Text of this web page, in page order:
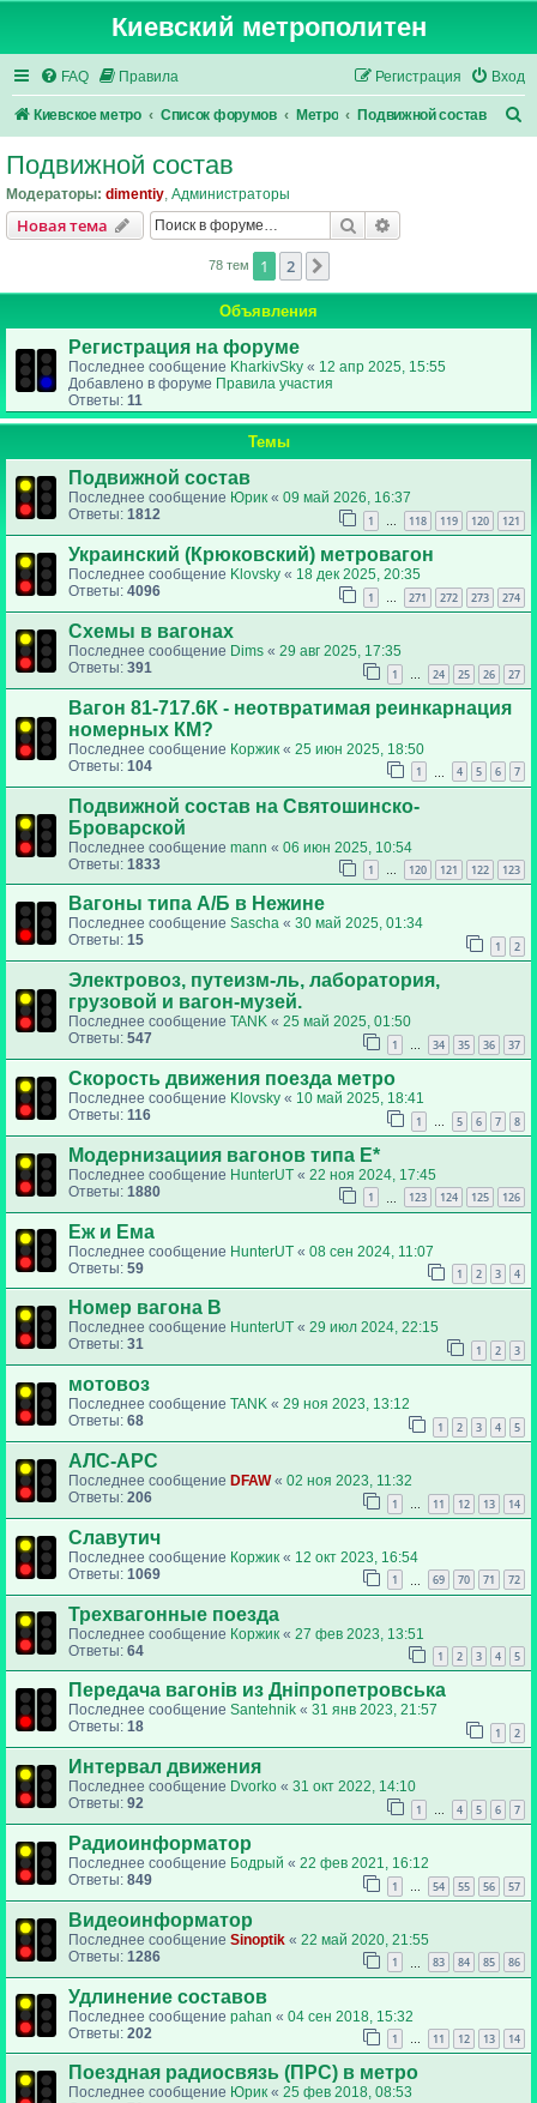
Киевский метрополитен
FAQ Правила Вход
Регистрация
Киевское метро Список форумов Метро Подвижной состав
Подвижной состав
Модераторы: dimentiy, Администраторы
Новая тема Поиск
78 тем 1 2
Объявления
Регистрация на форуме
Последнее сообщение KharkivSky « 12 апр 2025, 15:55
Добавлено в форуме Правила участия
Ответы: 11
Темы
Подвижной состав
Последнее сообщение Юрик « 09 май 2026, 16:37
Ответы: 1812 1 … 118 119 120 121
Украинский (Крюковский) метровагон
Последнее сообщение Klovsky « 18 дек 2025, 20:35
Ответы: 4096 1 … 271 272 273 274
Схемы в вагонах
Последнее сообщение Dims « 29 авг 2025, 17:35
Ответы: 391 1 24 25 26 27
Вагон 81-717.6К - неотвратимая реинкарнация
номерных КМ?
Последнее сообщение Коржик « 25 июн 2025, 18:50
Ответы: 104 1 4 5 6 7
Подвижной состав на Святошинско-
Броварской
Последнее сообщение mann « 06 июн 2025, 10:54
Ответы: 1833 1 … 120 121 122 123
Вагоны типа А/Б в Нежине
Последнее сообщение Sascha « 30 май 2025, 01:34
Ответы: 15 1 2
Электровоз, путеизм-ль, лаборатория,
грузовой и вагон-музей.
Последнее сообщение TANK « 25 май 2025, 01:50
Ответы: 547 1 … 34 35 36 37
Скорость движения поезда метро
Последнее сообщение Klovsky « 10 май 2025, 18:41
Ответы: 116 1 5 6 7 8
Модернизациия вагонов типа E*
Последнее сообщение HunterUT « 22 ноя 2024, 17:45
Ответы: 1880 1 123 124 125 126
Еж и Ема
Последнее сообщение HunterUT « 08 сен 2024, 11:07
Ответы: 59 1 2 3 4
Номер вагона В
Последнее сообщение HunterUT « 29 июл 2024, 22:15
Ответы: 31 1 2 3
мотовоз
Последнее сообщение TANK « 29 ноя 2023, 13:12
Ответы: 68 1 2 3 4 5
АЛС-АРС
Последнее сообщение DFAW« 02 ноя 2023, 11:32
Ответы: 206 1 11 12 13 14
Славутич
Последнее сообщение Коржик « 12 окт 2023, 16:54
Ответы: 1069 1 69 70 71 72
Трехвагонные поезда
Последнее сообщение Коржик « 27 фев 2023, 13:51
Ответы: 64 1 2 3 4 5
Передача вагонів из Дніпропетровська
Последнее сообщение Santehnik « 31 янв 2023, 21:57
Ответы: 18 1 2
Интервал движения
Последнее сообщение Dvorko « 31 окт 2022, 14:10
Ответы: 92 1 4 5 6 7
Радиоинформатор
Последнее сообщение Бодрый « 22 фев 2021, 16:12
Ответы: 849 1 54 55 56 57
Видеоинформатор
Последнее сообщение Sinoptik « 22 май 2020, 21:55
Ответы: 1286 1 83 84 85 86
Удлинение составов
Последнее сообщение pahan « 04 сен 2018, 15:32
Ответы: 202 1 … 11 12 13 14
Поездная радиосвязь (ПРС) в метро
Последнее сообщение Юрик « 25 фев 2018, 08:53